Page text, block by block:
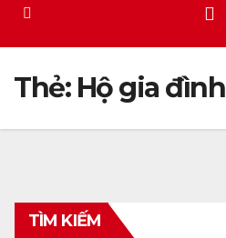
Thẻ: Hộ gia đình
TÌM KIẾM